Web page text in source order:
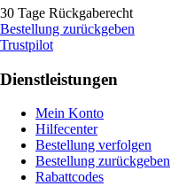
30 Tage Rückgaberecht
Bestellung zurückgeben
Trustpilot
Dienstleistungen
Mein Konto
Hilfecenter
Bestellung verfolgen
Bestellung zurückgeben
Rabattcodes